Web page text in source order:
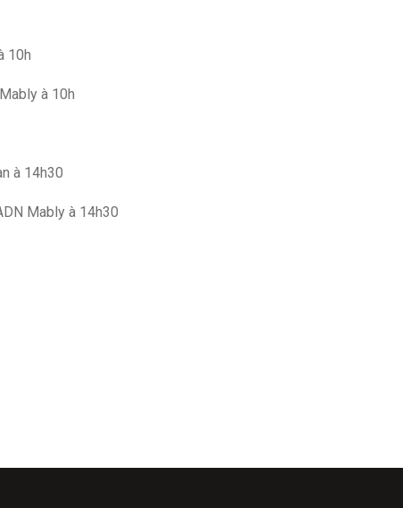
10h
à 10h
à 14h30
Mably à 14h30